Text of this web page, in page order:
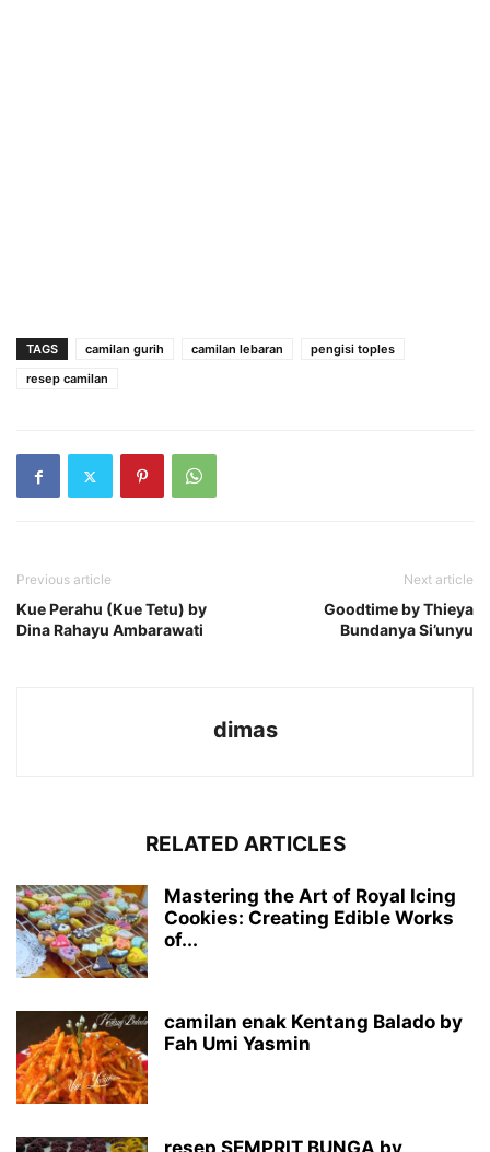
TAGS camilan gurih camilan lebaran
pengisi toples
resep camilan
Previous article
Kue Perahu (Kue Tetu) by
Dina Rahayu Ambarawati
Next article
Goodtime by Thieya
Bundanya Si’unyu
dimas
RELATED ARTICLES
Mastering the Art of Royal Icing
Cookies: Creating Edible Works
of...
camilan enak Kentang Balado by
Fah Umi Yasmin